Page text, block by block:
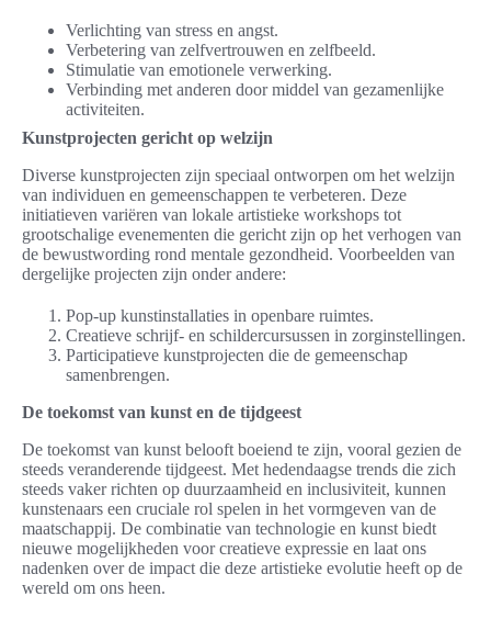
Verlichting van stress en angst.
Verbetering van zelfvertrouwen en zelfbeeld.
Stimulatie van emotionele verwerking.
Verbinding met anderen door middel van gezamenlijke
activiteiten.
Kunstprojecten gericht op welzijn
Diverse kunstprojecten zijn speciaal ontworpen om het welzijn
van individuen en gemeenschappen te verbeteren. Deze
initiatieven variëren van lokale artistieke workshops tot
grootschalige evenementen die gericht zijn op het verhogen van
de bewustwording rond mentale gezondheid. Voorbeelden van
dergelijke projecten zijn onder andere:
Pop-up kunstinstallaties in openbare ruimtes.
Creatieve schrijf- en schildercursussen in zorginstellingen.
Participatieve kunstprojecten die de gemeenschap
samenbrengen.
De toekomst van kunst en de tijdgeest
De toekomst van kunst belooft boeiend te zijn, vooral gezien de
steeds veranderende tijdgeest. Met hedendaagse trends die zich
steeds vaker richten op duurzaamheid en inclusiviteit, kunnen
kunstenaars een cruciale rol spelen in het vormgeven van de
maatschappij. De combinatie van technologie en kunst biedt
nieuwe mogelijkheden voor creatieve expressie en laat ons
nadenken over de impact die deze artistieke evolutie heeft op de
wereld om ons heen.